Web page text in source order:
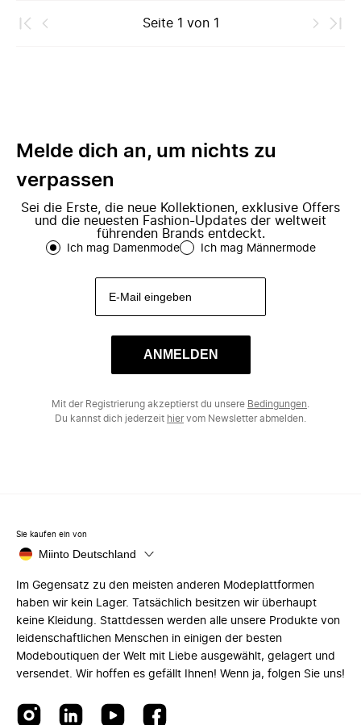
Seite 1 von 1
Melde dich an, um nichts zu
verpassen
Sei die Erste, die neue Kollektionen, exklusive Offers
und die neuesten Fashion-Updates der weltweit
führenden Brands entdeckt.
Ich mag Damenmode Ich mag Männermode
ANMELDEN
Mit der Registrierung akzeptierst du unsere Bedingungen
Du kannst dich jederzeit hiervom Newsletter abmelden.
Sie kaufen ein von
Miinto Deutschland
Im Gegensatz zu den meisten anderen Modeplattformen
haben wir kein Lager. Tatsächlich besitzen wir überhaupt
keine Kleidung. Stattdessen werden alle unsere Produkte von
leidenschaftlichen Menschen in einigen der besten
Modeboutiquen der Welt mit Liebe ausgewählt, gelagert und
versendet. Wir hoffen es gefällt Ihnen! Wenn ja, folgen Sie uns!